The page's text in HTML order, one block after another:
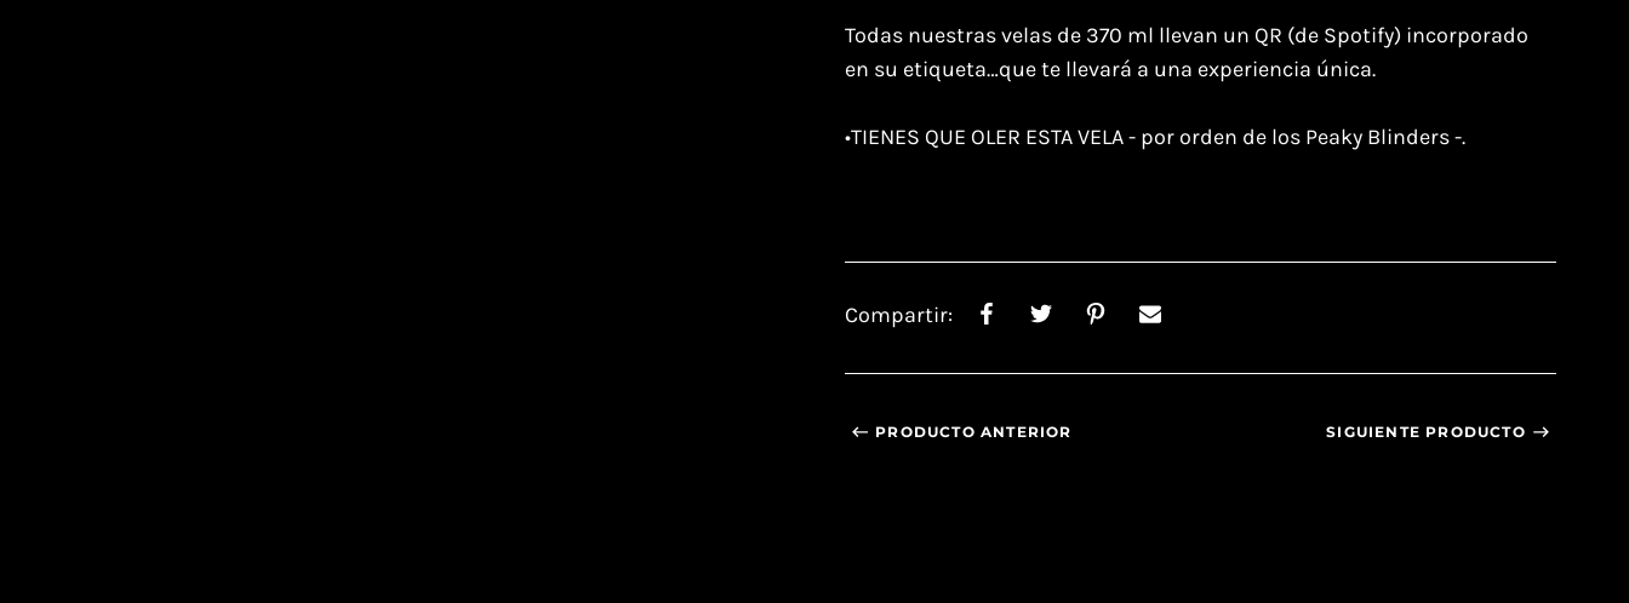
Todas nuestras velas de 370 ml llevan un QR (de Spotify) incorporado
en su etiqueta…que te llevará a una experiencia única.⁣
•TIENES QUE OLER ESTA VELA - por orden de los Peaky Blinders -.
Compartir:
PRODUCTO ANTERIOR SIGUIENTE PRODUCTO